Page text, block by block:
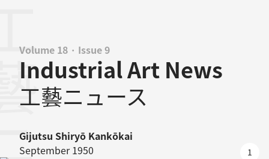
Volume 18 · Issue 9
Industrial Art News
工藝ニュース
Gijutsu Shiryō Kankōkai
September 1950
1